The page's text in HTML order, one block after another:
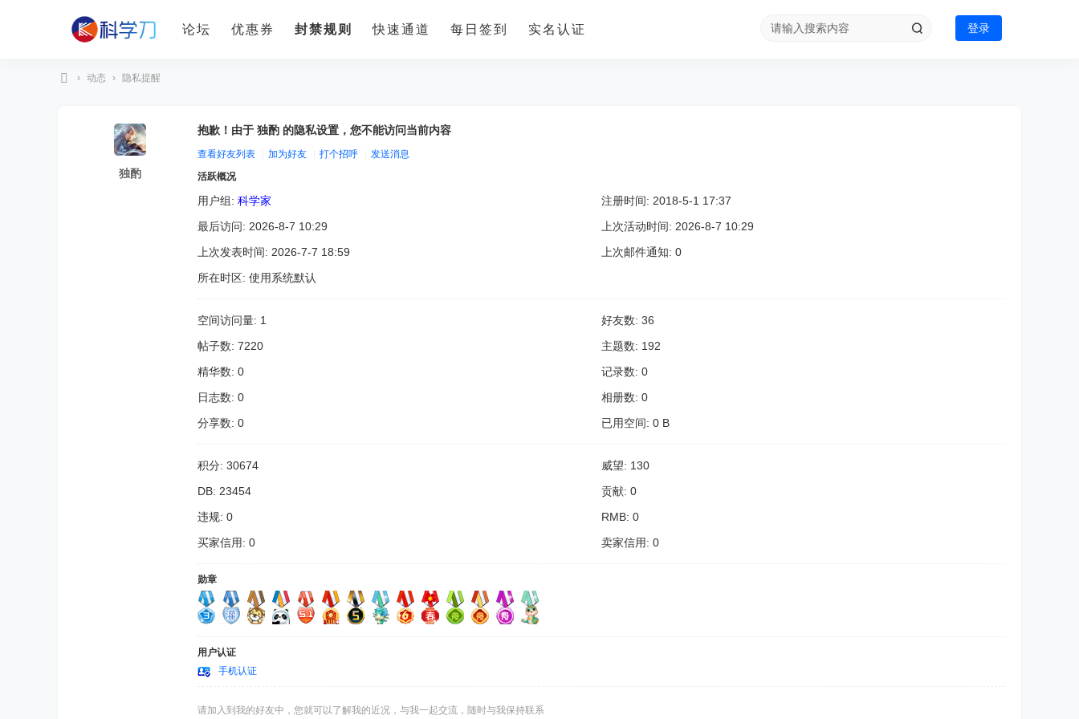
论坛 优惠券 封禁规则 快速通道 每日签到 实名认证 登录
› 动态 › 隐私提醒
独酌
抱歉！由于 独酌 的隐私设置，您不能访问当前内容
查看好友列表 加为好友 打个招呼
发送消息
活跃概况
用户组: 科学家
注册时间: 2018-5-1 17:37
最后访问: 2026-8-7 10:29
上次活动时间: 2026-8-7 10:29
上次发表时间: 2026-7-7 18:59
上次邮件通知: 0
所在时区: 使用系统默认
空间访问量: 1
好友数: 36
帖子数: 7220
主题数: 192
精华数: 0
记录数: 0
日志数: 0
相册数: 0
分享数: 0
已用空间: 0 B
积分: 30674
威望: 130
DB: 23454
贡献: 0
违规: 0
RMB: 0
买家信用: 0
卖家信用: 0
勋章
用户认证
手机认证
请加入到我的好友中，您就可以了解我的近况，与我一起交流，随时与我保持联系